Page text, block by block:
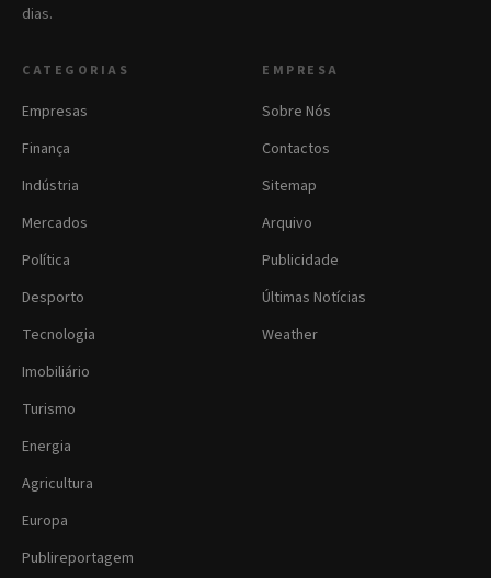
dias.
CATEGORIAS
Empresas
Finança
Indústria
Mercados
Política
Desporto
Tecnologia
Imobiliário
Turismo
Energia
Agricultura
Europa
Publireportagem
EMPRESA
Sobre Nós
Contactos
Sitemap
Arquivo
Publicidade
Últimas Notícias
Weather